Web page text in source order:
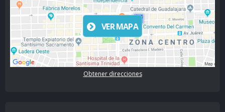
VER MAPA
Obtener direcciones